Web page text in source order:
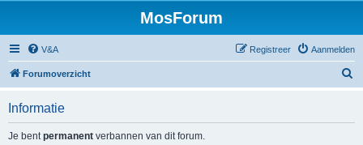
MosForum
V&A Aanmelden
Registreer
Forumoverzicht
Informatie
Je bentpermanent verbannen van dit forum.